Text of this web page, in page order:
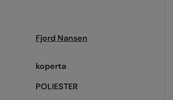
Fjord Nansen
koperta
POLIESTER